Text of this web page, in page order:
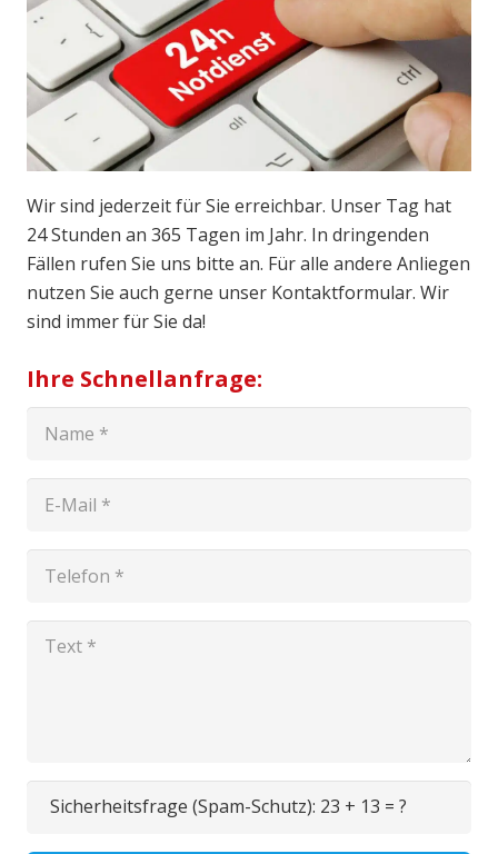
Wir sind jederzeit für Sie erreichbar. Unser Tag hat
24 Stunden an 365 Tagen im Jahr. In dringenden
Fällen rufen Sie uns bitte an. Für alle andere Anliegen
nutzen Sie auch gerne unser Kontaktformular. Wir
sind immer für Sie da!
Ihre Schnellanfrage:
Sicherheitsfrage (Spam-Schutz): 23 + 13 = ?